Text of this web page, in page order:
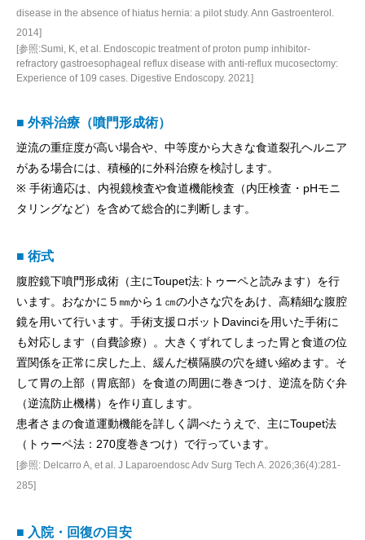
disease in the absence of hiatus hernia: a pilot study. Ann Gastroenterol.
2014]
[参照:Sumi, K, et al. Endoscopic treatment of proton pump inhibitor-
refractory gastroesophageal reflux disease with anti-reflux mucosectomy:
Experience of 109 cases. Digestive Endoscopy. 2021]
■ 外科治療（噴門形成術）
逆流の重症度が高い場合や、中等度から大きな食道裂孔ヘルニア
がある場合には、積極的に外科治療を検討します。
※ 手術適応は、内視鏡検査や食道機能検査（内圧検査・pHモニ
タリングなど）を含めて総合的に判断します。
■ 術式
腹腔鏡下噴門形成術（主にToupet法:トゥーペと読みます）を行
います。おなかに５㎜から１㎝の小さな穴をあけ、高精細な腹腔
鏡を用いて行います。手術支援ロボットDavinciを用いた手術に
も対応します（自費診療）。大きくずれてしまった胃と食道の位
置関係を正常に戻した上、緩んだ横隔膜の穴を縫い縮めます。そ
して胃の上部（胃底部）を食道の周囲に巻きつけ、逆流を防ぐ弁
（逆流防止機構）を作り直します。
患者さまの食道運動機能を詳しく調べたうえで、主にToupet法
（トゥーペ法：270度巻きつけ）で行っています。
[参照: Delcarro A, et al. J Laparoendosc Adv Surg Tech A. 2026;36(4):281-
285]
■ 入院・回復の目安